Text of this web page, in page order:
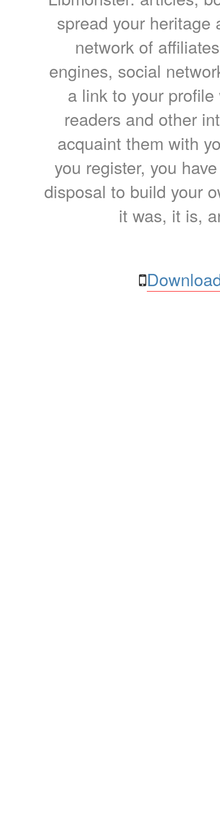
spread your heritage
network of
engines, social
a link to your
readers and other
acquaint them with
you register, you
disposal to build your
it was, it is,